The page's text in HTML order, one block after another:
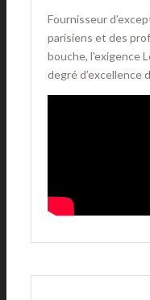
Fournisseur
parisiens et des
bouche, l'exigence
degré d’excellence